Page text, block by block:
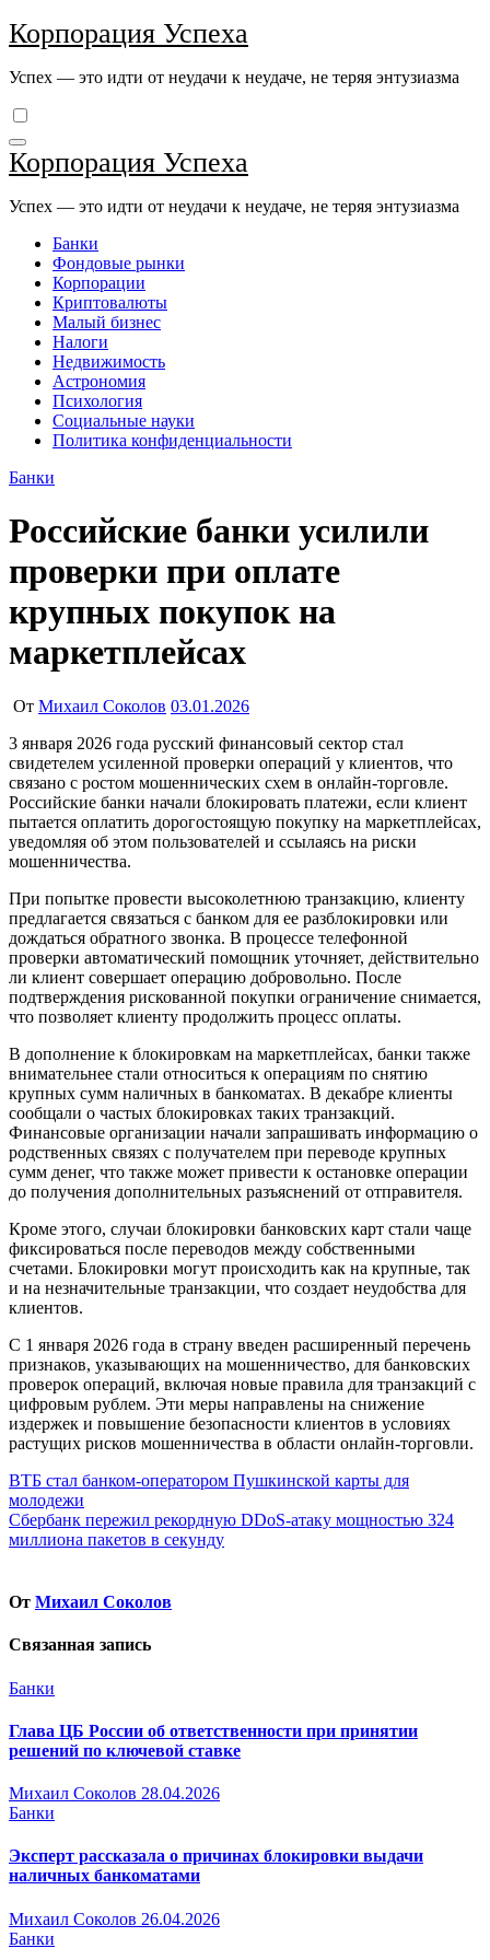
Перейти
к
Корпорация Успеха
Успех — это идти от неудачи к неудаче, не теряя энтузиазма
Корпорация Успеха
Успех — это идти от неудачи к неудаче, не теряя энтузиазма
Банки
Фондовые рынки
Корпорации
Криптовалюты
Малый бизнес
Налоги
Недвижимость
Астрономия
Психология
Социальные науки
Политика конфиденциальности
Банки
Российские банки усилили
проверки при оплате
крупных покупок на
маркетплейсах
От Михаил Соколов 03.01.2026
3 января 2026 года русский финансовый сектор стал
свидетелем усиленной проверки операций у клиентов, что
связано с ростом мошеннических схем в онлайн-торговле.
Российские банки начали блокировать платежи, если клиент
пытается оплатить дорогостоящую покупку на маркетплейсах,
уведомляя об этом пользователей и ссылаясь на риски
мошенничества.
При попытке провести высоколетнюю транзакцию, клиенту
предлагается связаться с банком для ее разблокировки или
дождаться обратного звонка. В процессе телефонной
проверки автоматический помощник уточняет, действительно
ли клиент совершает операцию добровольно. После
подтверждения рискованной покупки ограничение снимается,
что позволяет клиенту продолжить процесс оплаты.
В дополнение к блокировкам на маркетплейсах, банки также
внимательнее стали относиться к операциям по снятию
крупных сумм наличных в банкоматах. В декабре клиенты
сообщали о частых блокировках таких транзакций.
Финансовые организации начали запрашивать информацию о
родственных связях с получателем при переводе крупных
сумм денег, что также может привести к остановке операции
до получения дополнительных разъяснений от отправителя.
Кроме этого, случаи блокировки банковских карт стали чаще
фиксироваться после переводов между собственными
счетами. Блокировки могут происходить как на крупные, так
и на незначительные транзакции, что создает неудобства для
клиентов.
С 1 января 2026 года в страну введен расширенный перечень
признаков, указывающих на мошенничество, для банковских
проверок операций, включая новые правила для транзакций с
цифровым рублем. Эти меры направлены на снижение
издержек и повышение безопасности клиентов в условиях
растущих рисков мошенничества в области онлайн-торговли.
Навигация
по
записям
ВТБ стал банком-оператором Пушкинской карты для
молодежи
Сбербанк пережил рекордную DDoS-атаку мощностью 324
миллиона пакетов в секунду
От Михаил Соколов
Связанная запись
Банки
Глава ЦБ России об ответственности при принятии
решений по ключевой ставке
Михаил Соколов 28.04.2026
Банки
Эксперт рассказала о причинах блокировки выдачи
наличных банкоматами
Михаил Соколов 26.04.2026
Банки